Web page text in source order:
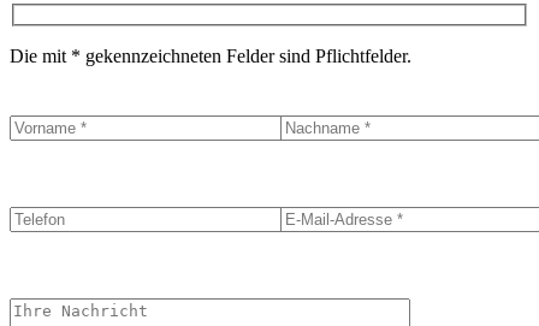
Die mit * gekennzeichneten Felder sind Pflichtfelder.